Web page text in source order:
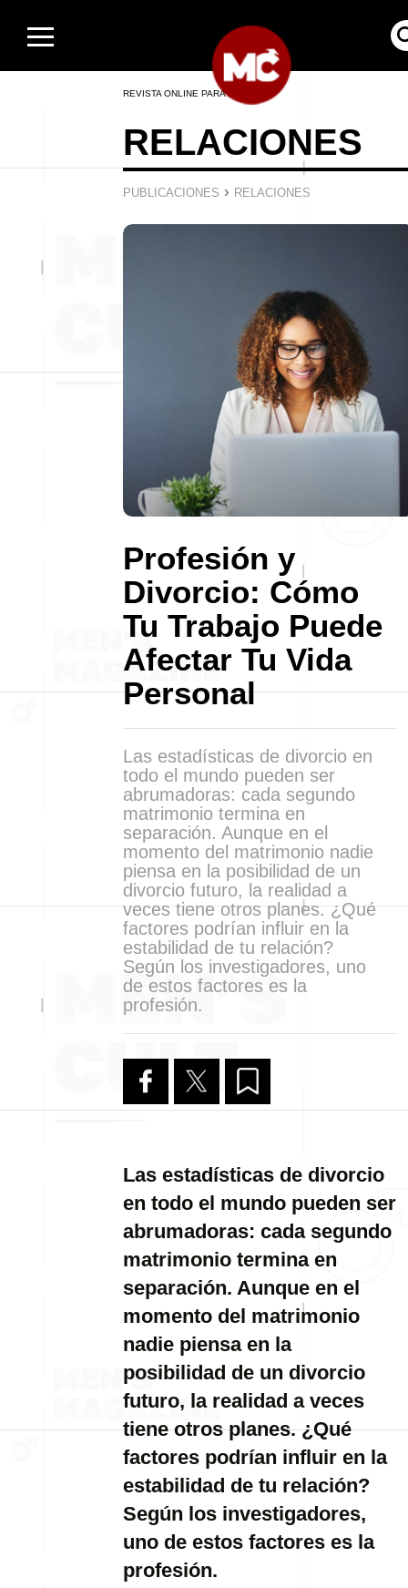
REVISTA ONLINE PARA HOMBRES
RELACIONES
PUBLICACIONES › RELACIONES
Profesión y
Divorcio: Cómo
Tu Trabajo Puede
Afectar Tu Vida
Personal
Las estadísticas de divorcio en
todo el mundo pueden ser
abrumadoras: cada segundo
matrimonio termina en
separación. Aunque en el
momento del matrimonio nadie
piensa en la posibilidad de un
divorcio futuro, la realidad a
veces tiene otros planes. ¿Qué
factores podrían influir en la
estabilidad de tu relación?
Según los investigadores, uno
de estos factores es la
profesión.
Las estadísticas de divorcio
en todo el mundo pueden ser
abrumadoras: cada segundo
matrimonio termina en
separación. Aunque en el
momento del matrimonio
nadie piensa en la
posibilidad de un divorcio
futuro, la realidad a veces
tiene otros planes. ¿Qué
factores podrían influir en la
estabilidad de tu relación?
Según los investigadores,
uno de estos factores es la
profesión.